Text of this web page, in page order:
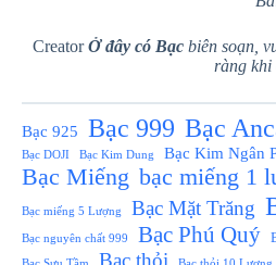
CreatorỞ đây có Bạc biên soạn,
ràng khi
Bạc 925 Bạc 999 Bạc
Bạc DOJI
Bạc Kim Dung Bạc Kim Ngân
Bạc Miếng bạc miếng 1
Bạc miếng 5 Lượng Bạc Mặt Trăng
Bạc nguyên chất 999 Bạc Phú Quý
Bạc thỏi